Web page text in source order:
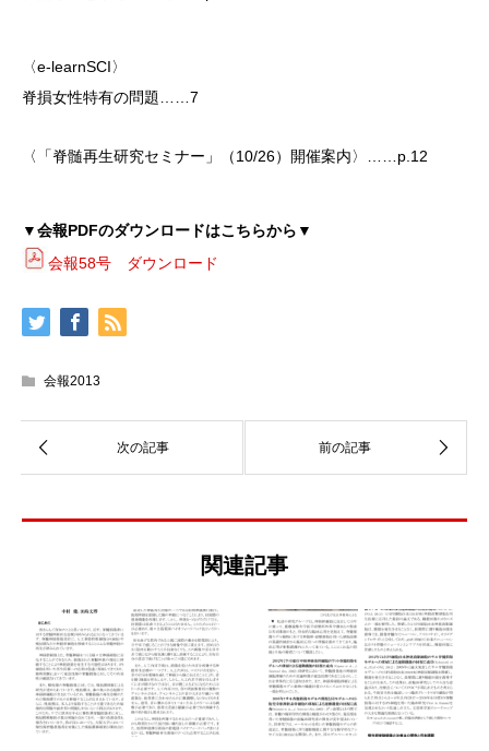
〈e-learnSCI〉
脊損女性特有の問題……7
〈「脊髄再生研究セミナー」（10/26）開催案内〉……p.12
▼会報PDFのダウンロードはこちらから▼
会報58号 ダウンロード
会報2013
関連記事